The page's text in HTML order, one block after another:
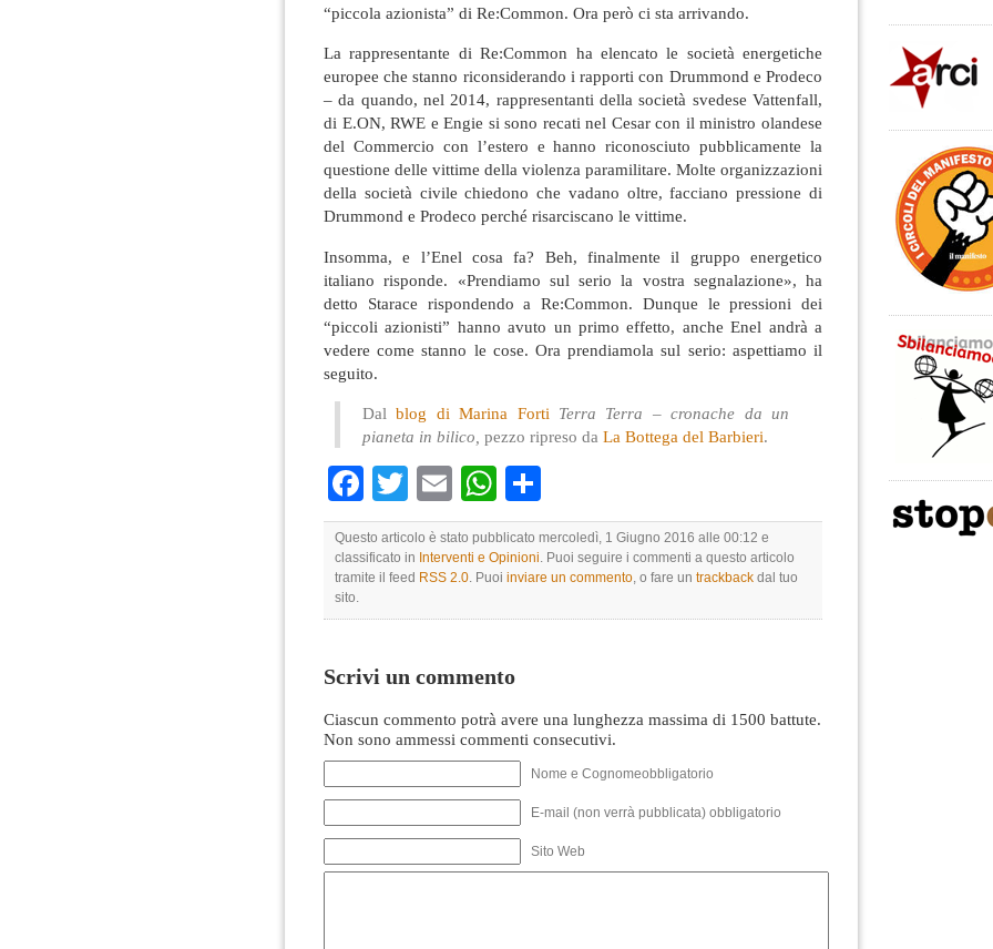
“piccola azionista” di Re:Common. Ora però ci sta arrivando.
La rappresentante di Re:Common ha elencato le società energetiche
europee che stanno riconsiderando i rapporti con Drummond e Prodeco
– da quando, nel 2014, rappresentanti della società svedese Vattenfall,
di E.ON, RWE e Engie si sono recati nel Cesar con il ministro olandese
del Commercio con l’estero e hanno riconosciuto pubblicamente la
questione delle vittime della violenza paramilitare. Molte organizzazioni
della società civile chiedono che vadano oltre, facciano pressione di
Drummond e Prodeco perché risarciscano le vittime.
Insomma, e l’Enel cosa fa? Beh, finalmente il gruppo energetico
italiano risponde. «Prendiamo sul serio la vostra segnalazione», ha
detto Starace rispondendo a Re:Common. Dunque le pressioni dei
“piccoli azionisti” hanno avuto un primo effetto, anche Enel andrà a
vedere come stanno le cose. Ora prendiamola sul serio: aspettiamo il
seguito.
Dalblog di Marina Forti Terra Terra – cronache da un
pianeta in bilico, pezzo ripreso da La Bottega del Barbieri.
Facebook
TwitterEmailWhatsApp
Questo articolo è stato pubblicato mercoledì, 1 Giugno 2016 alle 00:12 e
classificato in Interventi e Opinioni. Puoi seguire i commenti a questo articolo
tramite il feed RSS 2.0. Puoi inviare un commento, o fare un trackback dal tuo
sito.
Scrivi un commento
Ciascun commento potrà avere una lunghezza massima di 1500 battute.
Non sono ammessi commenti consecutivi.
Nome e Cognomeobbligatorio
E-mail (non verrà pubblicata) obbligatorio
Sito Web